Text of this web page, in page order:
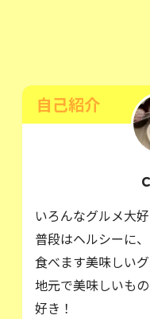
自己紹介
いろんなグルメ大
普段はヘルシーに
食べます美味しい
地元で美味しいも
好き！